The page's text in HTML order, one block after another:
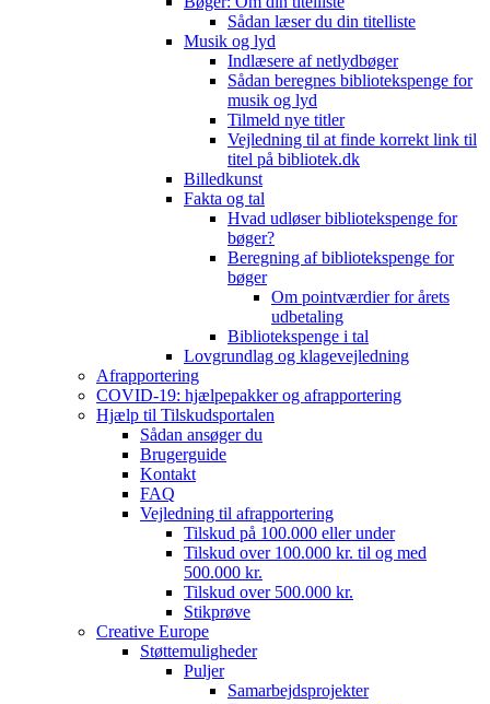
Sådan læser du din titelliste
Musik og lyd
Indlæsere af netlydbøger
Sådan beregnes bibliotekspenge for
musik og lyd
Tilmeld nye titler
Vejledning til at finde korrekt link til
titel på bibliotek.dk
Billedkunst
Fakta og tal
Hvad udløser bibliotekspenge for
bøger?
Beregning af bibliotekspenge for
bøger
Om pointværdier for årets
udbetaling
Bibliotekspenge i tal
Lovgrundlag og klagevejledning
Afrapportering
COVID-19: hjælpepakker og afrapportering
Hjælp til Tilskudsportalen
Sådan ansøger du
Brugerguide
Kontakt
FAQ
Vejledning til afrapportering
Tilskud på 100.000 eller under
Tilskud over 100.000 kr. til og med
500.000 kr.
Tilskud over 500.000 kr.
Stikprøve
Creative Europe
Støttemuligheder
Puljer
Samarbejdsprojekter